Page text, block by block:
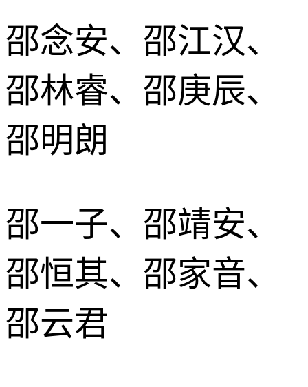
邵念安、邵江汉、
邵林睿、邵庚辰、
邵明朗
邵一子、邵靖安、
邵恒其、邵家音、
邵云君